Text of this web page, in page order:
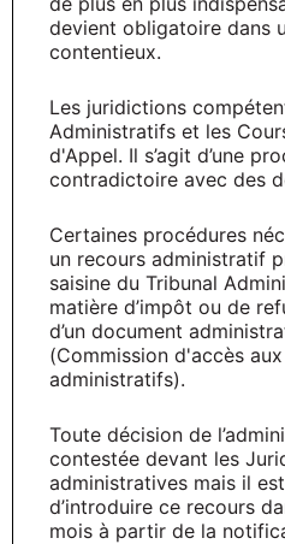
devient obligatoire dans
contentieux.
Les juridictions
Administratifs et les
d'Appel. Il s’agit d’une
contradictoire avec des
Certaines procédures
un recours administratif
saisine du Tribunal
matière d’impôt ou de
d’un document
(Commission d'accès
administratifs).
Toute décision de
contestée devant les
administratives mais il
d’introduire ce recours
mois à partir de la